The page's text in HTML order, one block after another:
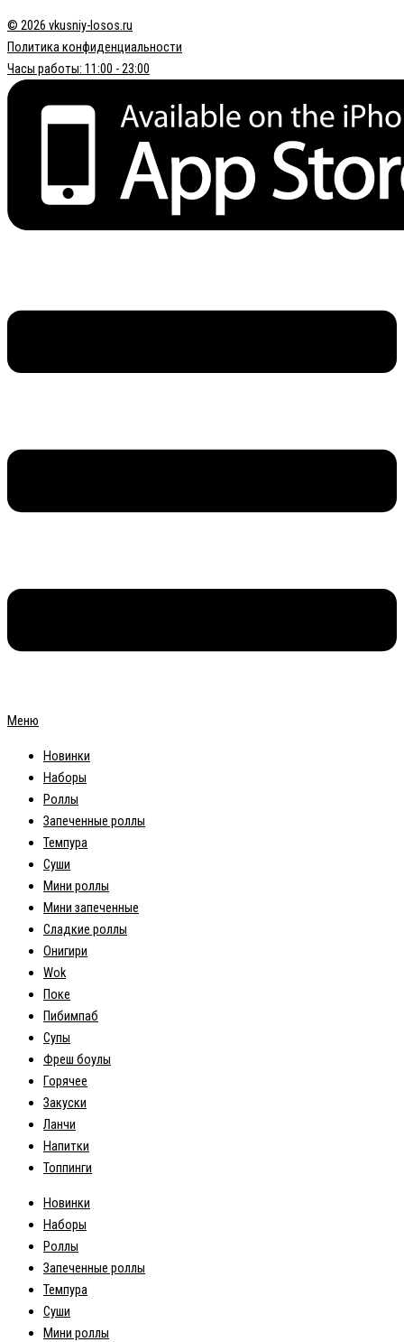
© 2026 vkusniy-losos.ru
Политика конфиденциальности
Часы работы: 11:00 - 23:00
Меню
Новинки
Наборы
Роллы
Запеченные роллы
Темпура
Суши
Мини роллы
Мини запеченные
Сладкие роллы
Онигири
Wok
Поке
Пибимпаб
Супы
Фреш боулы
Горячее
Закуски
Ланчи
Напитки
Топпинги
Новинки
Наборы
Роллы
Запеченные роллы
Темпура
Суши
Мини роллы